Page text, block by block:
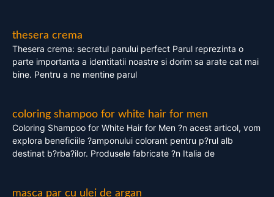
thesera crema
Thesera crema: secretul parului perfect Parul reprezinta o
parte importanta a identitatii noastre si dorim sa arate cat mai
bine. Pentru a ne mentine parul
coloring shampoo for white hair for men
Coloring Shampoo for White Hair for Men ?n acest articol, vom
explora beneficiile ?amponului colorant pentru p?rul alb
destinat b?rba?ilor. Produsele fabricate ?n Italia de
masca par cu ulei de argan